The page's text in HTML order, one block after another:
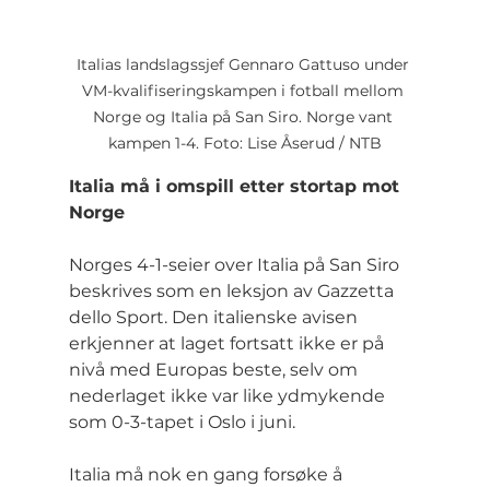
Italias landslagssjef Gennaro Gattuso under
VM-kvalifiseringskampen i fotball mellom
Norge og Italia på San Siro. Norge vant
kampen 1-4. Foto: Lise Åserud / NTB
Italia må i omspill etter stortap mot
Norge
Norges 4-1-seier over Italia på San Siro
beskrives som en leksjon av Gazzetta
dello Sport. Den italienske avisen
erkjenner at laget fortsatt ikke er på
nivå med Europas beste, selv om
nederlaget ikke var like ydmykende
som 0-3-tapet i Oslo i juni.
Italia må nok en gang forsøke å